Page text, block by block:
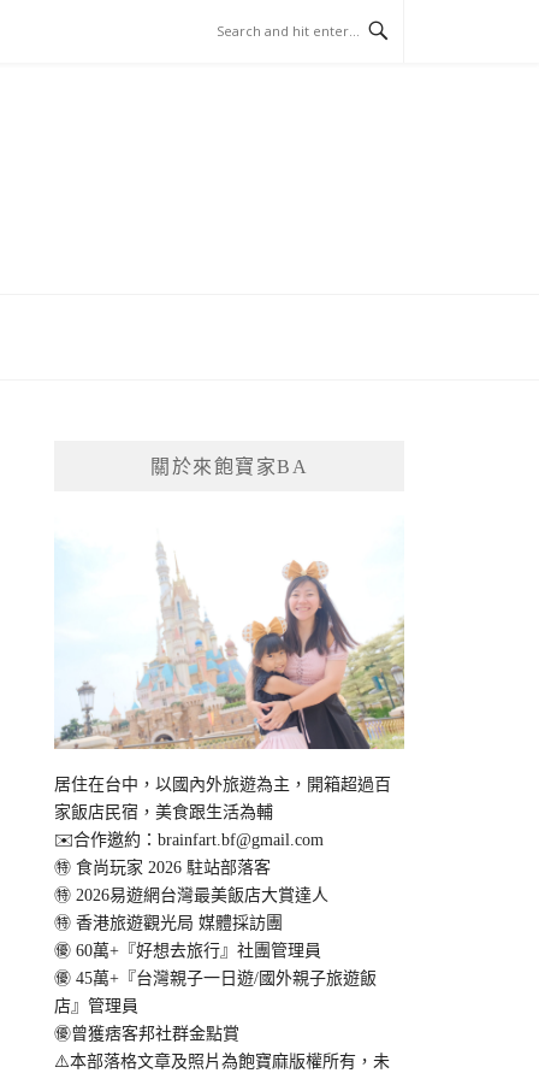
關於來飽寶家BA
居住在台中，以國內外旅遊為主，開箱超過百
家飯店民宿，美食跟生活為輔
✉️合作邀約：brainfart.bf@gmail.com
㊕ 食尚玩家 2026 駐站部落客
㊕ 2026易遊網台灣最美飯店大賞達人
㊕ 香港旅遊觀光局 媒體採訪團
㊝ 60萬+『好想去旅行』社團管理員
㊝ 45萬+『台灣親子一日遊/國外親子旅遊飯
店』管理員
㊝曾獲痞客邦社群金點賞
⚠️本部落格文章及照片為飽寶麻版權所有，未